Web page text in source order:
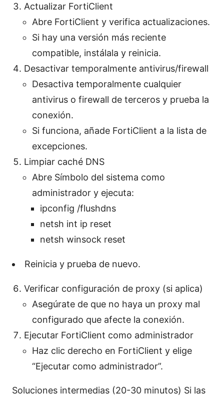
Actualizar FortiClient
Abre FortiClient y verifica actualizaciones.
Si hay una versión más reciente
compatible, instálala y reinicia.
Desactivar temporalmente antivirus/firewall
Desactiva temporalmente cualquier
antivirus o firewall de terceros y prueba la
conexión.
Si funciona, añade FortiClient a la lista de
excepciones.
Limpiar caché DNS
Abre Símbolo del sistema como
administrador y ejecuta:
ipconfig /flushdns
netsh int ip reset
netsh winsock reset
Reinicia y prueba de nuevo.
Verificar configuración de proxy (si aplica)
Asegúrate de que no haya un proxy mal
configurado que afecte la conexión.
Ejecutar FortiClient como administrador
Haz clic derecho en FortiClient y elige
“Ejecutar como administrador”.
Soluciones intermedias (20-30 minutos) Si las